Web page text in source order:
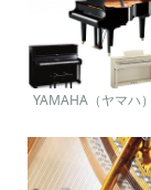
YAMAHA（ヤマハ）